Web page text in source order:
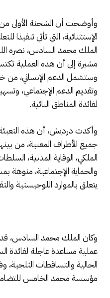
وأوضحت أن الشحنة الأولى من
الإستثنائية، التي تأتي تنفيذا
الملك محمد السادس، نصره
مشيرة إلى أن هذه العملية
وستشمل الدعم الإنساني، من
وتقديم الدعم الإجتماعي،
لفائدة المناطق النائية.
وأكدت درديش، أن هذه
جميع الأطراف المعنية، من
الملكي، الوقاية المدنية،
والحماية الإجتماعية، منوهة
يتعلق بالموارد اللوجيستية
وكان الملك محمد السادس، قد
عملية مساعدة عاجلة لفائدة
الحالية والتساقطات
مؤسسة محمد الخامس